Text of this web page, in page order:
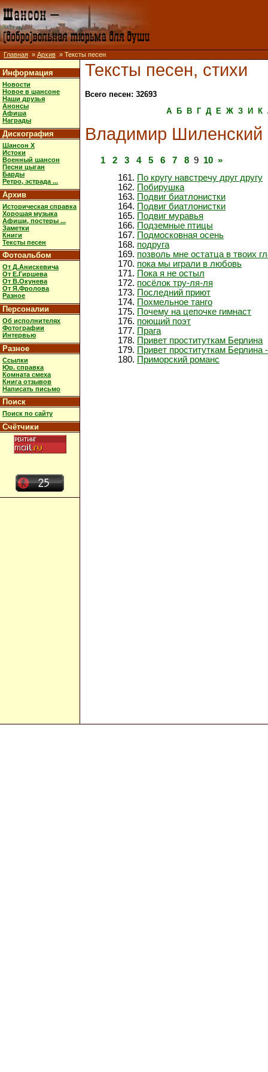
Главная » Архив » Тексты песен
Информация
Новости
Новое в шансоне
Наши друзья
Анонсы
Афиша
Награды
Дискография
Шансон X
Истоки
Военный шансон
Песни цыган
Барды
Ретро, эстрада ...
Архив
Историческая справка
Хорошая музыка
Афиши, постеры ...
Заметки
Книги
Тексты песен
Фотоальбом
От Д.Анискевича
От Е.Гиршева
От В.Окунева
От Я.Фролова
Разное
Персоналии
Об исполнителях
Фотографии
Интервью
Разное
Ссылки
Юр. справка
Комната смеха
Книга отзывов
Написать письмо
Поиск
Поиск по сайту
Счётчики
Тексты песен, стихи
Всего песен: 32693
А
Б В Г Д Е Ж З И К
Владимир Шиленский
1 2 3 4 5 6 7 8 9 10 »
По кругу навстречу друг другу
Побирушка
Подвиг биатлонистки
Подвиг биатлонистки
Подвиг муравья
Подземные птицы
Подмосковная осень
подруга
позволь мне остатца в твоих
пока мы играли в любовь
Пока я не остыл
посёлок тру-ля-ля
Последний приют
Похмельное танго
Почему на цепочке гимнаст
поющий поэт
Прага
Привет проституткам Берлина
Привет проституткам Берлина
Приморский романс